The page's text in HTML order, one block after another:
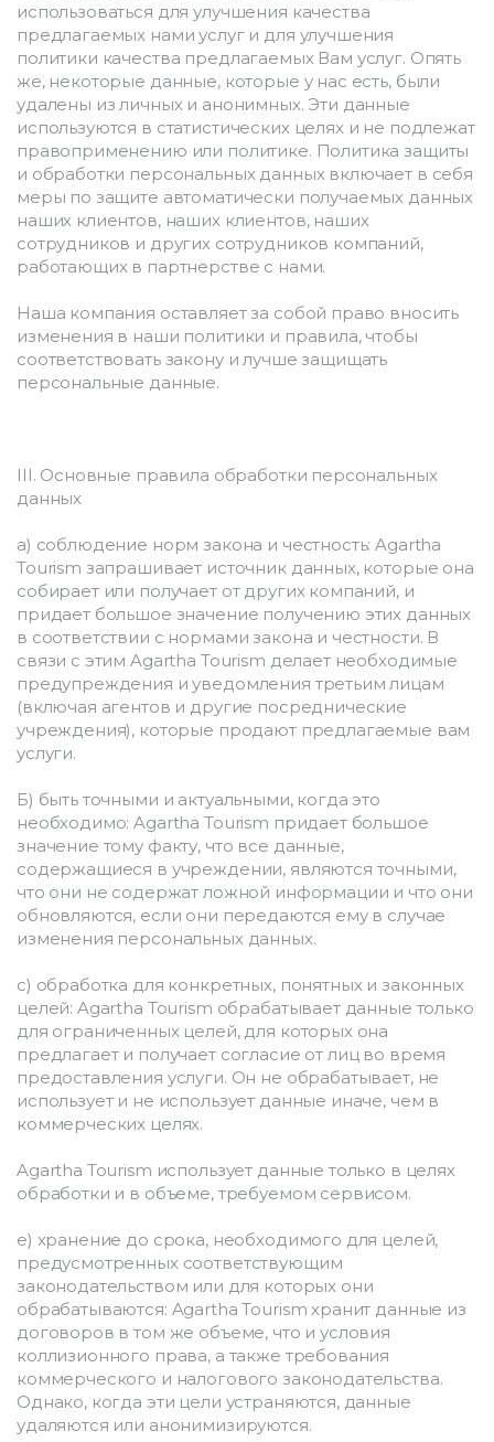
использоваться для улучшения качества
предлагаемых нами услуг и для улучшения
политики качества предлагаемых Вам услуг. Опять
же, некоторые данные, которые у нас есть, были
удалены из личных и анонимных. Эти данные
используются в статистических целях и не подлежат
правоприменению или политике. Политика защиты
и обработки персональных данных включает в себя
меры по защите автоматически получаемых данных
наших клиентов, наших клиентов, наших
сотрудников и других сотрудников компаний,
работающих в партнерстве с нами.
Наша компания оставляет за собой право вносить
изменения в наши политики и правила, чтобы
соответствовать закону и лучше защищать
персональные данные.
III. Основные правила обработки персональных
данных
a) соблюдение норм закона и честность: Agartha
Tourism запрашивает источник данных, которые она
собирает или получает от других компаний, и
придает большое значение получению этих данных
в соответствии с нормами закона и честности. В
связи с этим Agartha Tourism делает необходимые
предупреждения и уведомления третьим лицам
(включая агентов и другие посреднические
учреждения), которые продают предлагаемые вам
услуги.
Б) быть точными и актуальными, когда это
необходимо: Agartha Tourism придает большое
значение тому факту, что все данные,
содержащиеся в учреждении, являются точными,
что они не содержат ложной информации и что они
обновляются, если они передаются ему в случае
изменения персональных данных.
c) обработка для конкретных, понятных и законных
целей: Agartha Tourism обрабатывает данные только
для ограниченных целей, для которых она
предлагает и получает согласие от лиц во время
предоставления услуги. Он не обрабатывает, не
использует и не использует данные иначе, чем в
коммерческих целях.
Agartha Tourism использует данные только в целях
обработки и в объеме, требуемом сервисом.
e) хранение до срока, необходимого для целей,
предусмотренных соответствующим
законодательством или для которых они
обрабатываются: Agartha Tourism хранит данные из
договоров в том же объеме, что и условия
коллизионного права, а также требования
коммерческого и налогового законодательства.
Однако, когда эти цели устраняются, данные
удаляются или анонимизируются.